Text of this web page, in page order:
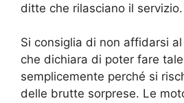
ditte che rilasciano il servizio.
Si consiglia di non affidarsi
che dichiara di poter fare
semplicemente perché si
delle brutte sorprese. Le